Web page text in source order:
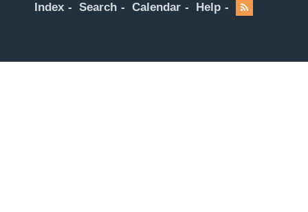
Index Search Calendar Help